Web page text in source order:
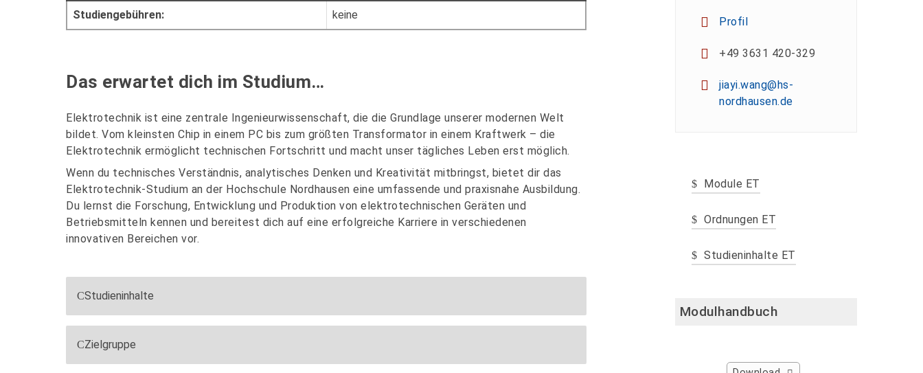
Studiengebühren: keine
Das erwartet dich im Studium…
Elektrotechnik ist eine zentrale Ingenieurwissenschaft, die die Grundlage unserer modernen Welt
bildet. Vom kleinsten Chip in einem PC bis zum größten Transformator in einem Kraftwerk – die
Elektrotechnik ermöglicht technischen Fortschritt und macht unser tägliches Leben erst möglich.
Wenn du technisches Verständnis, analytisches Denken und Kreativität mitbringst, bietet dir das
Elektrotechnik-Studium an der Hochschule Nordhausen eine umfassende und praxisnahe Ausbildung.
Du lernst die Forschung, Entwicklung und Produktion von elektrotechnischen Geräten und
Betriebsmitteln kennen und bereitest dich auf eine erfolgreiche Karriere in verschiedenen
innovativen Bereichen vor.
Studieninhalte
Zielgruppe
Profil
+49 3631 420-329
jiayi.wang@hs-
nordhausen.de
Module ET
Ordnungen ET
Studieninhalte ET
Modulhandbuch